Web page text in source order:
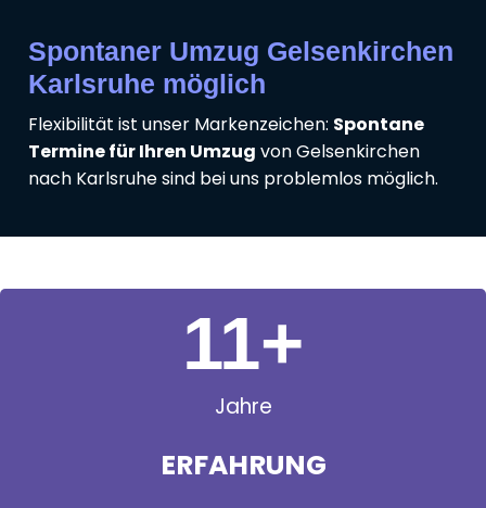
Spontaner Umzug Gelsenkirchen
Karlsruhe möglich
Flexibilität ist unser Markenzeichen: Spontane
Termine für Ihren Umzug von Gelsenkirchen
nach Karlsruhe sind bei uns problemlos möglich.
Jahre
ERFAHRUNG
11+